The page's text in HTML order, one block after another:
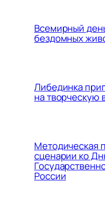
Всемирный
бездомных
Либединка
на творческую
Методическая
сценарии ко
России